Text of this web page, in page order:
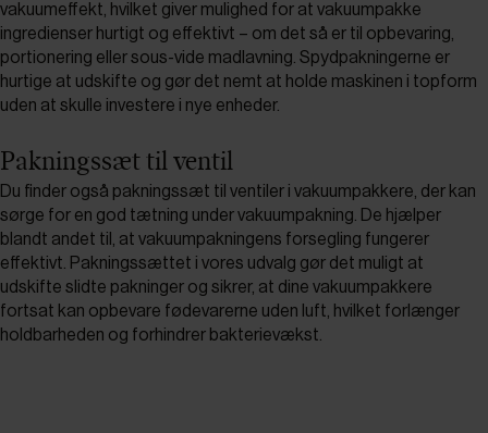
vakuumeffekt, hvilket giver mulighed for at vakuumpakke
ingredienser hurtigt og effektivt – om det så er til opbevaring,
portionering eller sous-vide madlavning. Spydpakningerne er
hurtige at udskifte og gør det nemt at holde maskinen i topform
uden at skulle investere i nye enheder.
Pakningssæt til ventil
Du finder også pakningssæt til ventiler i vakuumpakkere, der kan
sørge for en god tætning under vakuumpakning. De hjælper
blandt andet til, at vakuumpakningens forsegling fungerer
effektivt. Pakningssættet i vores udvalg gør det muligt at
udskifte slidte pakninger og sikrer, at dine vakuumpakkere
fortsat kan opbevare fødevarerne uden luft, hvilket forlænger
holdbarheden og forhindrer bakterievækst.